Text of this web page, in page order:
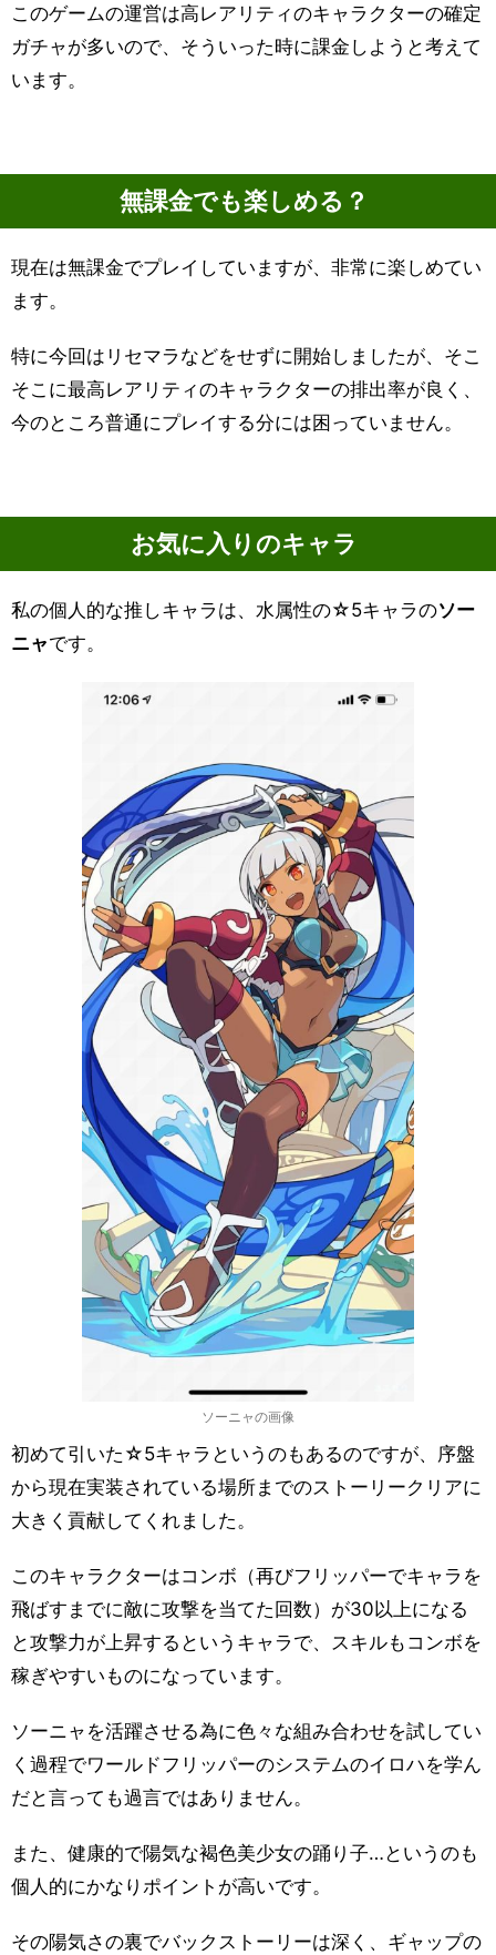
このゲームの運営は高レアリティのキャラクターの確定
ガチャが多いので、そういった時に課金しようと考えて
います。
無課金でも楽しめる？
現在は無課金でプレイしていますが、非常に楽しめてい
ます。
特に今回はリセマラなどをせずに開始しましたが、そこ
そこに最高レアリティのキャラクターの排出率が良く、
今のところ普通にプレイする分には困っていません。
お気に入りのキャラ
私の個人的な推しキャラは、水属性の☆5キャラのソー
ニャです。
ソーニャの画像
初めて引いた☆5キャラというのもあるのですが、序盤
から現在実装されている場所までのストーリークリアに
大きく貢献してくれました。
このキャラクターはコンボ（再びフリッパーでキャラを
飛ばすまでに敵に攻撃を当てた回数）が30以上になる
と攻撃力が上昇するというキャラで、スキルもコンボを
稼ぎやすいものになっています。
ソーニャを活躍させる為に色々な組み合わせを試してい
く過程でワールドフリッパーのシステムのイロハを学ん
だと言っても過言ではありません。
また、健康的で陽気な褐色美少女の踊り子…というのも
個人的にかなりポイントが高いです。
その陽気さの裏でバックストーリーは深く、ギャップの